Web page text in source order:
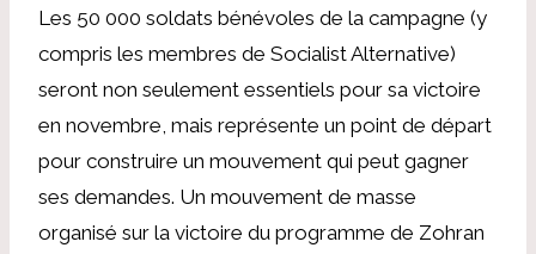
Les 50 000 soldats bénévoles de la campagne (y
compris les membres de Socialist Alternative)
seront non seulement essentiels pour sa victoire
en novembre, mais représente un point de départ
pour construire un mouvement qui peut gagner
ses demandes. Un mouvement de masse
organisé sur la victoire du programme de Zohran